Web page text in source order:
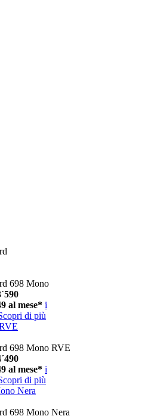
698 Mono
al mese* i
di più
698 Mono RVE
al mese* i
di più
Nera
698 Mono Nera